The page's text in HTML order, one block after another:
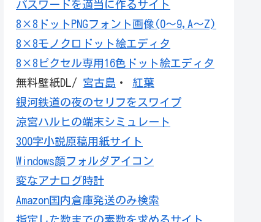
パスワードを適当に作るサイト
8×8ドットPNGフォント画像(0～9,A～Z)
8×8モノクロドット絵エディタ
8×8ピクセル専用16色ドット絵エディタ
無料壁紙DL/ 宮古島 ・ 紅葉
銀河鉄道の夜のセリフをスワイプ
涼宮ハルヒの端末シミュレート
300字小説原稿用紙サイト
Windows顔フォルダアイコン
変なアナログ時計
Amazon国内倉庫発送のみ検索
指定した数までの素数を求めるサイト